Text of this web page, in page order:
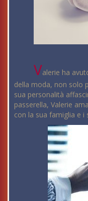
Valerie ha
della moda, non solo
sua personalità
passerella, Valerie
con la sua famiglia e i